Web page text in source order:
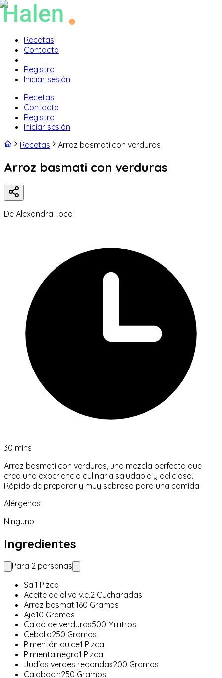
Recetas
Contacto
Registro
Iniciar sesión
Recetas
Contacto
Registro
Iniciar sesión
Recetas
Arroz basmati con verduras
Arroz basmati con verduras
De Alexandra Toca
30 mins
Arroz basmati con verduras, una mezcla perfecta que
crea una experiencia culinaria saludable y deliciosa.
Rápido de preparar y muy sabroso para una comida.
Alérgenos
Ninguno
Ingredientes
Para 2 personas
Sal1 Pizca
Aceite de oliva v.e.2 Cucharadas
Arroz basmati160 Gramos
Ajo10 Gramos
Caldo de verduras500 Mililitros
Cebolla250 Gramos
Pimentón dulce1 Pizca
Pimienta negra1 Pizca
Judías verdes redondas200 Gramos
Calabacín250 Gramos